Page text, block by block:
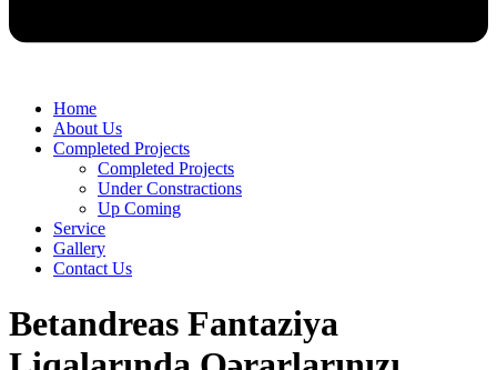
Home
About Us
Completed Projects
Completed Projects
Under Constractions
Up Coming
Service
Gallery
Contact Us
Betandreas Fantaziya